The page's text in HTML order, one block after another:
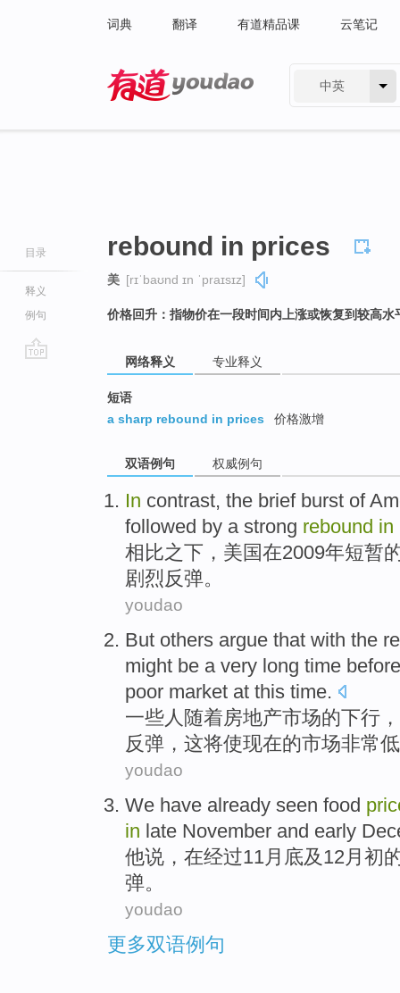
词典 翻译 有道精品课 云笔记
中英
目录
释义
例句
rebound in prices
美 [rɪˈbaʊnd ɪn ˈpraɪsɪz]
价格回升：指物价在一段时间内上涨或恢复到较高水
网络释义 专业释义
短语
a sharp rebound in prices
价格激增
双语例句 权威例句
In contrast, the brief burst of
followed by a strong rebound in
相比之下， 美国在2009年短暂
剧烈反弹。
youdao
But others argue that with the
might be a very long time
poor market at this time.
一些人 随着房地产市场的下行 ，
反弹， 这将使现在的市场非常
youdao
We have already seen food
in late November and early
他说 ， 在经过11 月底及 12 月初
弹。
youdao
更多双语例句